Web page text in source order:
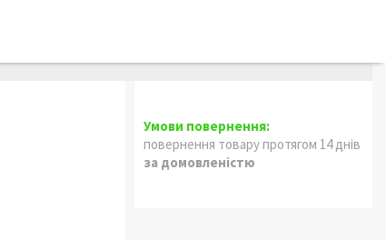
повернення товару протягом 14 днів
за домовленістю